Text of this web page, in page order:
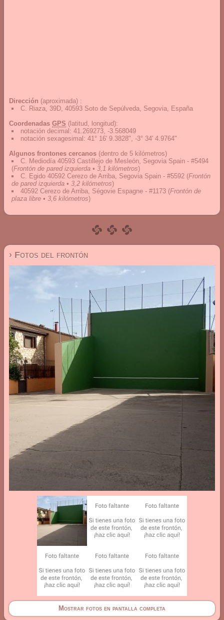
Dirección (aproximada) :
C. Riaza, 39D, 40593 Soto de Sepúlveda, Segovia, España
Coordenadas GPS (latitud, longitud):
notación decimal : 41.269273, -3.568049
notación sexagesimal : 41° 16' 9.3828", -3° 34' 4.9764"
Algunos frontones cercanos (dentro de 5 kilómetros)
C. Mediodía 40593 Castillejo de Mesleón, Segovia Spain - #5494
(Frontón de pared izquierda • 3,1 kilómetros)
C. Egido 40592 Cerezo de Arriba, Segovia Spain - #5592 (Frontón
de pared izquierda • 3,2 kilómetros)
40592 Cerezo de Arriba, Ségovie Espagne - #1173 (Frontón de
plaza libre • 3,6 kilómetros)
› Fotos del frontón
Mostrar fotos en pantalla completa